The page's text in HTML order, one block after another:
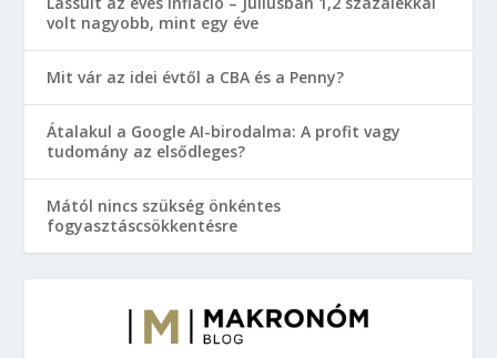
volt nagyobb, mint egy éve
Mit vár az idei évtől a CBA és a Penny?
Átalakul a Google AI-birodalma: A profit vagy
tudomány az elsődleges?
Mától nincs szükség önkéntes
fogyasztáscsökkentésre